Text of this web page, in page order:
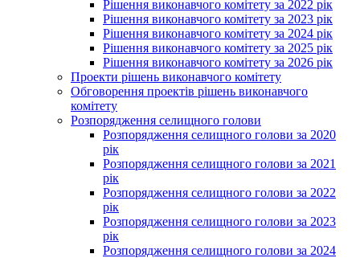
Рішення виконавчого комітету за 2022 рік
Рішення виконавчого комітету за 2023 рік
Рішення виконавчого комітету за 2024 рік
Рішення виконавчого комітету за 2025 рік
Рішення виконавчого комітету за 2026 рік
Проекти рішень виконавчого комітету
Обговорення проектів рішень виконавчого
комітету
Розпорядження селищного голови
Розпорядження селищного голови за 2020
рік
Розпорядження селищного голови за 2021
рік
Розпорядження селищного голови за 2022
рік
Розпорядження селищного голови за 2023
рік
Розпорядження селищного голови за 2024